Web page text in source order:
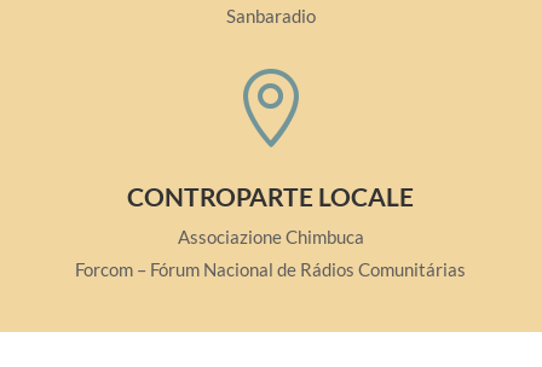
Sanbaradio

CONTROPARTE LOCALE
Associazione Chimbuca
Forcom – Fórum Nacional de Rádios Comunitárias